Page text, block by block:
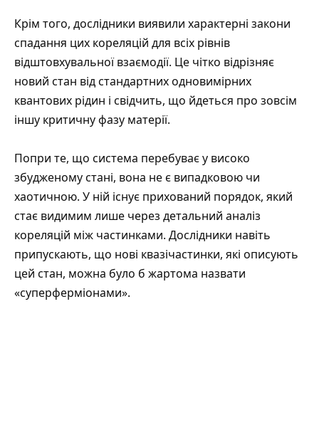
Крім того, дослідники виявили характерні закони
спадання цих кореляцій для всіх рівнів
відштовхувальної взаємодії. Це чітко відрізняє
новий стан від стандартних одновимірних
квантових рідин і свідчить, що йдеться про зовсім
іншу критичну фазу матерії.
Попри те, що система перебуває у високо
збудженому стані, вона не є випадковою чи
хаотичною. У ній існує прихований порядок, який
стає видимим лише через детальний аналіз
кореляцій між частинками. Дослідники навіть
припускають, що нові квазічастинки, які описують
цей стан, можна було б жартома назвати
«суперферміонами».